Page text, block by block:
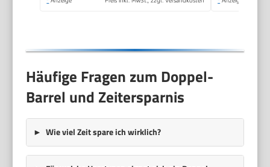
Häufige Fragen zum Doppel-
Barrel und Zeitersparnis
Wie viel Zeit spare ich wirklich?